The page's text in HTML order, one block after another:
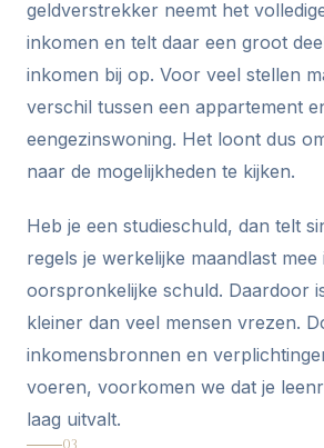
geldverstrekker neemt het
inkomen en telt daar een groot
inkomen bij op. Voor veel stellen
verschil tussen een appartement
eengezinswoning. Het loont dus
naar de mogelijkheden te kijken.
Heb je een studieschuld, dan telt
regels je werkelijke maandlast
oorspronkelijke schuld. Daardoor
kleiner dan veel mensen vrezen.
inkomensbronnen en
voeren, voorkomen we dat je
laag uitvalt.